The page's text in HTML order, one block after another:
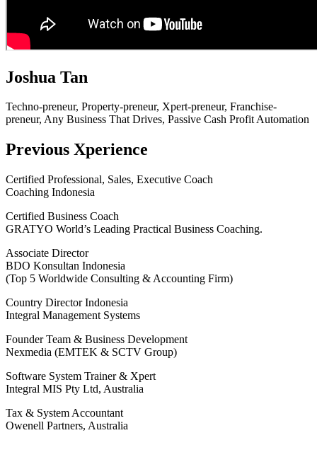
Joshua Tan
Techno-preneur, Property-preneur, Xpert-preneur, Franchise-
preneur, Any Business That Drives, Passive Cash Profit Automation
Previous Xperience
Certified Professional, Sales, Executive Coach
Coaching Indonesia
Certified Business Coach
GRATYO World’s Leading Practical Business Coaching.
Associate Director
BDO Konsultan Indonesia
(Top 5 Worldwide Consulting & Accounting Firm)
Country Director Indonesia
Integral Management Systems
Founder Team & Business Development
Nexmedia (EMTEK & SCTV Group)
Software System Trainer & Xpert
Integral MIS Pty Ltd, Australia
Tax & System Accountant
Owenell Partners, Australia